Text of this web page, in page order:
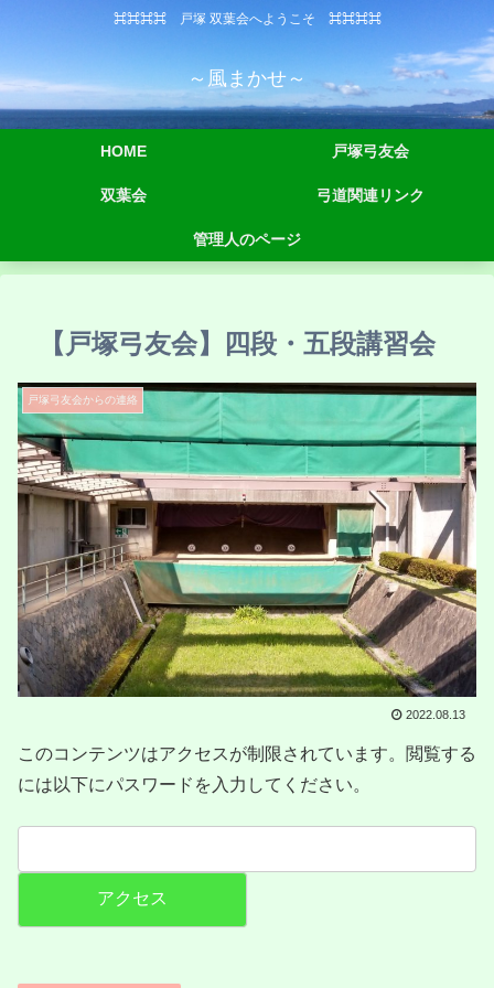
⌘⌘⌘⌘ 戸塚 双葉会へようこそ ⌘⌘⌘⌘
～風まかせ～
HOME 戸塚弓友会
双葉会 弓道関連リンク
管理人のページ
【戸塚弓友会】四段・五段講習会
戸塚弓友会からの連絡
2022.08.13
このコンテンツはアクセスが制限されています。閲覧する
には以下にパスワードを入力してください。